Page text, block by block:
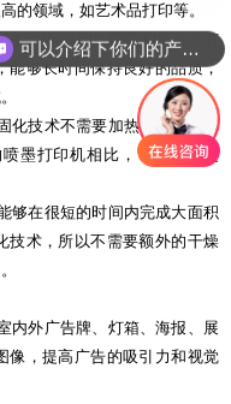
的领域，如艺术品打印等。
打印机打印的图案和文字具有
能够长时间保持良好的品质，
化技术不需要加热或者使用溶
墨打印机相比，它的能耗更
够在很短的时间内完成大面积
技术，所以不需要额外的干燥
内外广告牌、灯箱、海报、展
像，提高广告的吸引力和视觉
可以介绍下你们的产品么